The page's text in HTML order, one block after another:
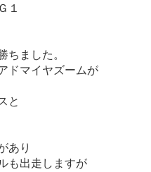
１
ました。
ドマイヤズームが
と
あり
も出走しますが